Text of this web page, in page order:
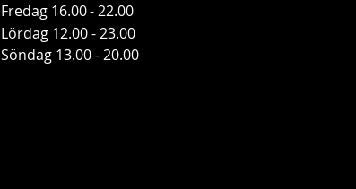
Fredag 16.00- 22.00
Lördag 12.00 - 23.00
Söndag 13.00 - 20.00